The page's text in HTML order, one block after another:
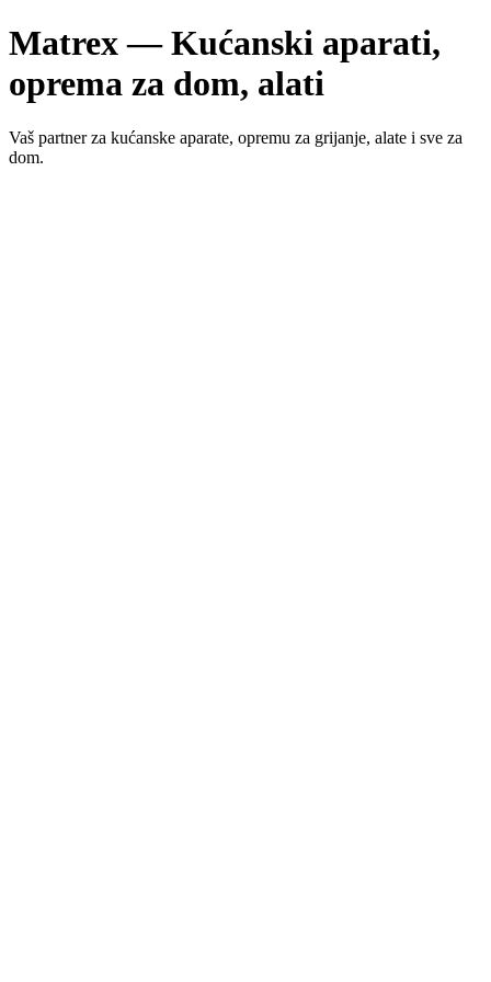
Matrex — Kućanski aparati,
oprema za dom, alati
Vaš partner za kućanske aparate, opremu za grijanje, alate i sve za
dom.